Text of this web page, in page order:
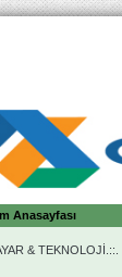
Anasayfası
& TEKNOLOJİ.::.